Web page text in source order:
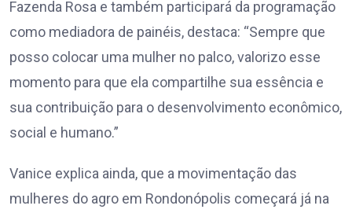
Fazenda Rosa e também participará da programação
como mediadora de painéis, destaca: “Sempre que
posso colocar uma mulher no palco, valorizo esse
momento para que ela compartilhe sua essência e
sua contribuição para o desenvolvimento econômico,
social e humano.”
Vanice explica ainda, que a movimentação das
mulheres do agro em Rondonópolis começará já na